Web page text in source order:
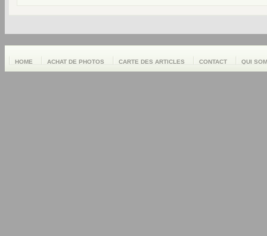
HOME ACHAT DE PHOTOS CARTE DES ARTICLES CONTACT QUI